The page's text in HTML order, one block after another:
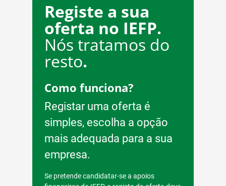
Registe a sua
oferta no IEFP.
Nós tratamos do
resto.
Como funciona?
Registar uma oferta é
simples, escolha a opção
mais adequada para a sua
empresa.
Se pretende candidatar-se a apoios